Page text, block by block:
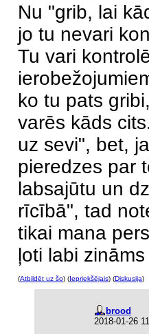
Nu "grib, lai
jo tu nevari
Tu vari
ko tu pats
varēs kāds
uz sevi", bet,
pieredzes par
labsajūtu un
rīcībā", tad
tikai mana
ļoti labi
(Atbildēt uz šo) (Iepriekšējais) (Diskusija)
brood
2018-01-26